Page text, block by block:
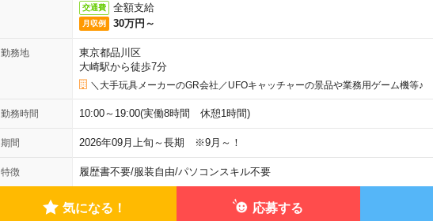
交通費 全額支給
月収例 30万円～
勤務地
東京都品川区
大崎駅から徒歩7分
＼大手玩具メーカーのGR会社／UFOキャッチャーの景品や業務用ゲーム機等♪
勤務時間 10:00～19:00(実働8時間 休憩1時間)
期間 2026年09月上旬～長期 ※9月～！
特徴 履歴書不要/服装自由/パソコンスキル不要
気になる！ 応募する